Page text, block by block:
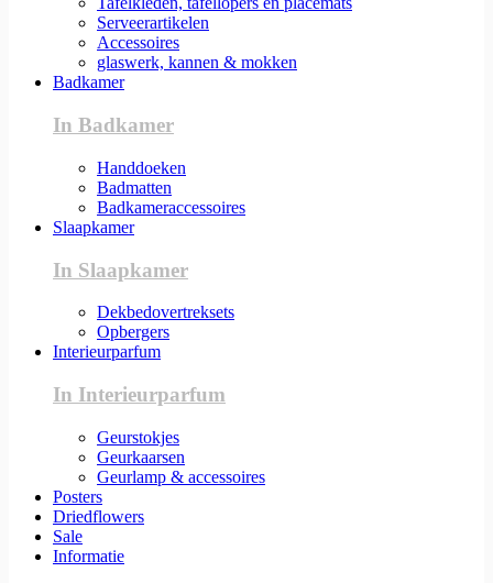
Serveerartikelen
Accessoires
glaswerk, kannen & mokken
Badkamer
In Badkamer
Handdoeken
Badmatten
Badkameraccessoires
Slaapkamer
In Slaapkamer
Dekbedovertreksets
Opbergers
Interieurparfum
In Interieurparfum
Geurstokjes
Geurkaarsen
Geurlamp & accessoires
Posters
Driedflowers
Sale
Informatie